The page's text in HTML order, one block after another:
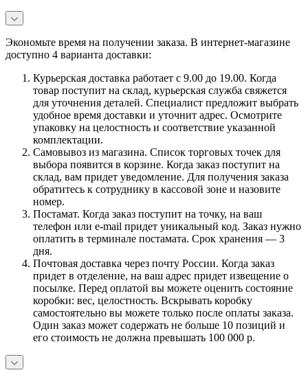
Экономьте время на получении заказа. В интернет-магазине
доступно 4 варианта доставки:
Курьерская доставка работает с 9.00 до 19.00. Когда
товар поступит на склад, курьерская служба свяжется
для уточнения деталей. Специалист предложит выбрать
удобное время доставки и уточнит адрес. Осмотрите
упаковку на целостность и соответствие указанной
комплектации.
Самовывоз из магазина. Список торговых точек для
выбора появится в корзине. Когда заказ поступит на
склад, вам придет уведомление. Для получения заказа
обратитесь к сотруднику в кассовой зоне и назовите
номер.
Постамат. Когда заказ поступит на точку, на ваш
телефон или e-mail придет уникальный код. Заказ нужно
оплатить в терминале постамата. Срок хранения — 3
дня.
Почтовая доставка через почту России. Когда заказ
придет в отделение, на ваш адрес придет извещение о
посылке. Перед оплатой вы можете оценить состояние
коробки: вес, целостность. Вскрывать коробку
самостоятельно вы можете только после оплаты заказа.
Один заказ может содержать не больше 10 позиций и
его стоимость не должна превышать 100 000 р.